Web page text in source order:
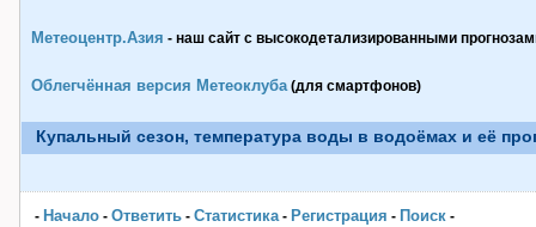
Метеоцентр.Азия - наш сайт с высокодетализированными
Облегчённая версия Метеоклуба(для смартфонов)
Купальный сезон, температура воды в водоёмах и её
- Начало - Ответить - Статистика- Pегистрация - Поиск -